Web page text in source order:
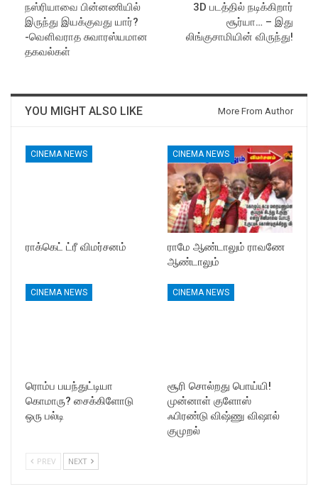
நஸ்ரியாவை பின்னணியில்
இருந்து இயக்குவது யார்?
-வெளிவராத சுவாரஸ்யமான
தகவல்கள்
3D படத்தில் நடிக்கிறார்
சூர்யா… – இது
லிங்குசாமியின் விருந்து!
YOU MIGHT ALSO LIKE More From Author
CINEMA NEWS
ராக்கெட் ட்ரீ விமர்சனம்
CINEMA NEWS
ராமே ஆண்டாலும் ராவணே
ஆண்டாலும்
CINEMA NEWS
ரொம்ப பயந்துட்டியா
கொமாரு? சைக்கிளோடு
ஒரு பல்டி
CINEMA NEWS
சூரி சொல்றது பொய்யி!
முன்னாள் குளோஸ்
ஃபிரண்டு விஷ்ணு விஷால்
குமுறல்
PREV NEXT